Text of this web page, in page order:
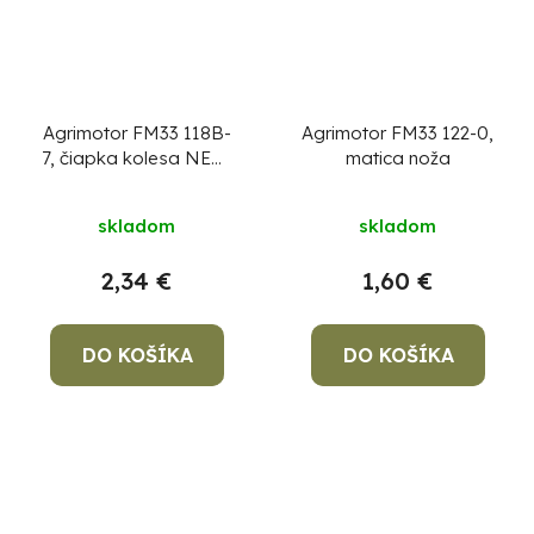
Agrimotor FM33 118B-
7, čiapka kolesa NEW,
skladom
2,34 €
DO KOŠÍKA
Agrimotor FM33 122-0,
matica noža
skladom
1,60 €
DO KOŠÍKA